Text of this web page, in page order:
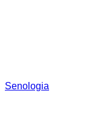
Senologia